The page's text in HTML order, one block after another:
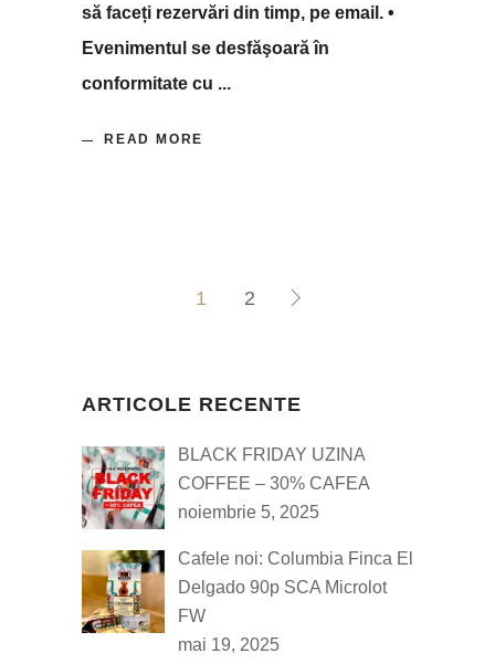
să faceți rezervări din timp, pe email. •
Evenimentul se desfăşoară în
conformitate cu
READ MORE
1 2
ARTICOLE RECENTE
BLACK FRIDAY UZINA
COFFEE – 30% CAFEA
noiembrie 5, 2025
Cafele noi: Columbia Finca El
Delgado 90p SCA Microlot
FW
mai 19, 2025